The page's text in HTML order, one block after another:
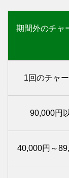
期間外のチャ
1回のチャ
90,000円
40,000円～